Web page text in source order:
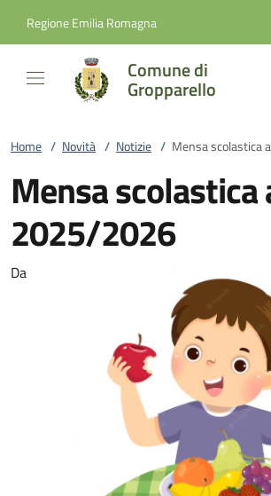
Regione Emilia Romagna
Comune di
Gropparello
Home / Novità / Notizie / Mensa scolastica
Mensa scolastica
2025/2026
Da